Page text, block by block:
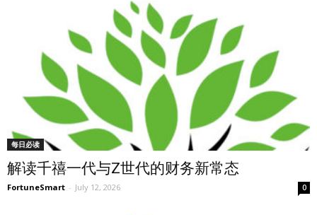
每日必读
解读千禧一代与Z世代的财务新常态
FortuneSmart - July 12, 2026 0